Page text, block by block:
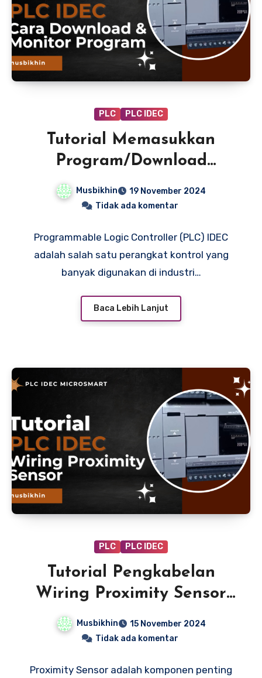
PLC PLC IDEC
Tutorial Memasukkan
Program/Download
Program Pada PLC IDEC:
Panduan Praktis
Musbikhin
19 November 2024
Tidak ada komentar
Programmable Logic Controller (PLC) IDEC
adalah salah satu perangkat kontrol yang
banyak digunakan di industri…
Baca Lebih Lanjut
PLC PLC IDEC
Tutorial Pengkabelan
Wiring Proximity Sensor
pada PLC IDEC: Panduan
Lengkap
Musbikhin
15 November 2024
Tidak ada komentar
Proximity Sensor adalah komponen penting